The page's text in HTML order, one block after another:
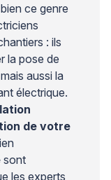
ce genre
: ils
la pose de
aussi la
électrique.
de votre
sont
les experts